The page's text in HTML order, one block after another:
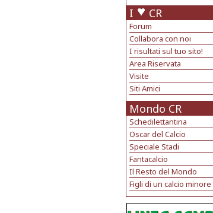
I CR
Forum
Collabora con noi
I risultati sul tuo sito!
Area Riservata
Visite
Siti Amici
Mondo CR
Schedilettantina
Oscar del Calcio
Speciale Stadi
Fantacalcio
Il Resto del Mondo
Figli di un calcio minore